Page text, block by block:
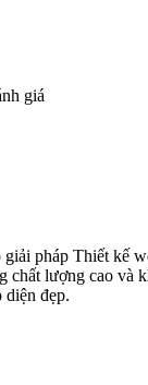
giá
pháp Thiết kế
chất lượng cao và
đẹp.